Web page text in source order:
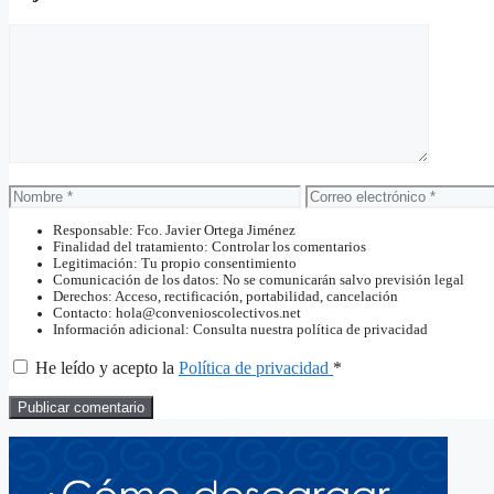
Nombre
Correo
electrónico
Responsable: Fco. Javier Ortega Jiménez
Finalidad del tratamiento: Controlar los comentarios
Legitimación: Tu propio consentimiento
Comunicación de los datos: No se comunicarán salvo previsión legal
Derechos: Acceso, rectificación, portabilidad, cancelación
Contacto: hola@convenioscolectivos.net
Información adicional: Consulta nuestra política de privacidad
He leído y acepto la Política de privacidad *